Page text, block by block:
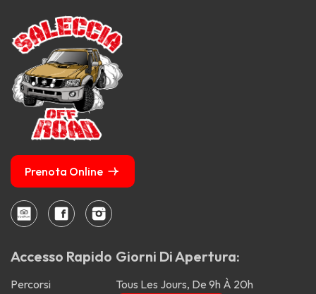
Prenota Online
Accesso Rapido
Percorsi
Giorni Di Apertura:
Tous Les Jours, De 9h À 20h